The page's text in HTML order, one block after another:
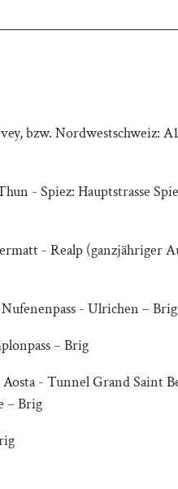
bzw. Nordwestschweiz:
- Spiez: Hauptstrasse
- Realp (ganzjähriger
- Ulrichen – Brig
– Brig
Aosta - Tunnel Grand Saint
– Brig